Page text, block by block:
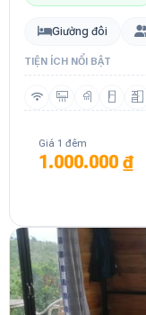
Giường đôi
TIỆN ÍCH NỔI BẬT
Giá 1 đêm
1.000.000 ₫